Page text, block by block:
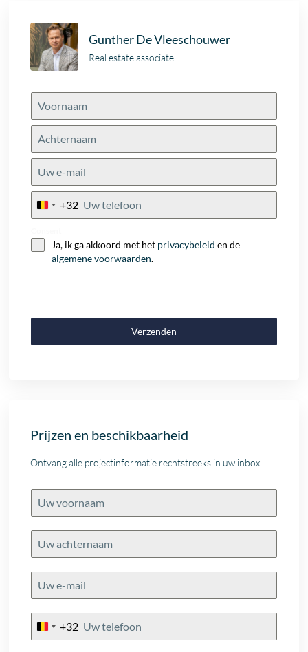
Gunther De Vleeschouwer
Real estate associate
Belgium
+32
Ja, ik ga akkoord met het privacybeleid en de
algemene voorwaarden.
Verzenden
Prijzen en beschikbaarheid
Ontvang alle projectinformatie rechtstreeks in uw inbox.
Belgium
+32